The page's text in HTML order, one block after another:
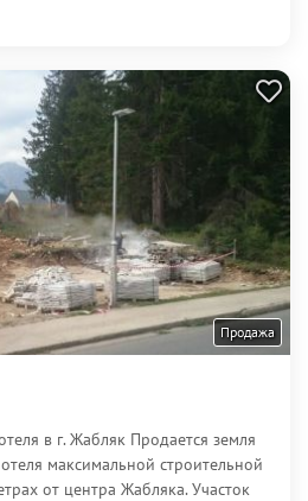
Продажа
в г. Жабляк Продается земля
максимальной строительной
от центра Жабляка. Участок